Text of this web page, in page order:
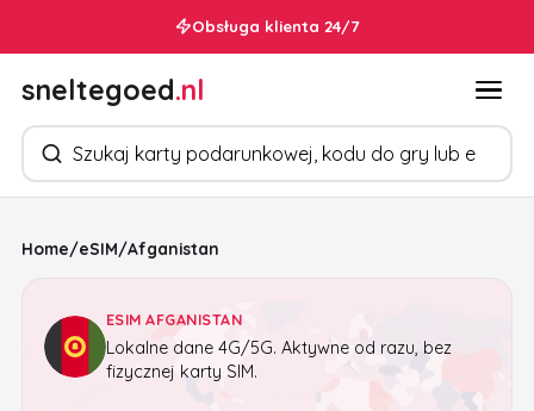
Obsługa klienta 24/7
sneltegoed.nl
Szukaj produktów
Home/eSIM/Afganistan
ESIM AFGANISTAN
Lokalne dane 4G/5G. Aktywne od razu, bez
fizycznej karty SIM.